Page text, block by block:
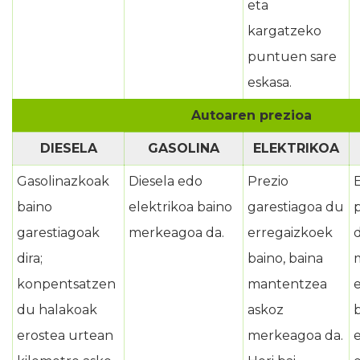
eta
kargatzeko
puntuen sare
eskasa.
Autoaren prezioa
DIESELA GASOLINA ELEKTRIKOA
Gasolinazkoak
baino
garestiagoak
dira;
konpentsatzen
du halakoak
erostea urtean
Diesela edo
elektrikoa baino
merkeagoa da.
Prezio
garestiagoa du
erregaizkoek
baino, baina
mantentzea
askoz
merkeagoa da.